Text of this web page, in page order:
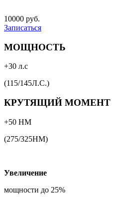
10000 руб.
Записаться
МОЩНОСТЬ
+30 л.с
(115/145Л.С.)
КРУТЯЩИЙ МОМЕНТ
+50 НМ
(275/325НМ)
Увеличение
мощности до 25%